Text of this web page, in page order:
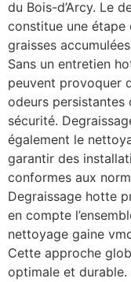
du Bois-d’Arcy. Le
constitue une étape
graisses
Sans un entretien
peuvent provoquer
odeurs persistantes
sécurité.
également le
garantir des
conformes aux
Degraissage hotte
en compte
nettoyage gaine
Cette approche
optimale et durable.